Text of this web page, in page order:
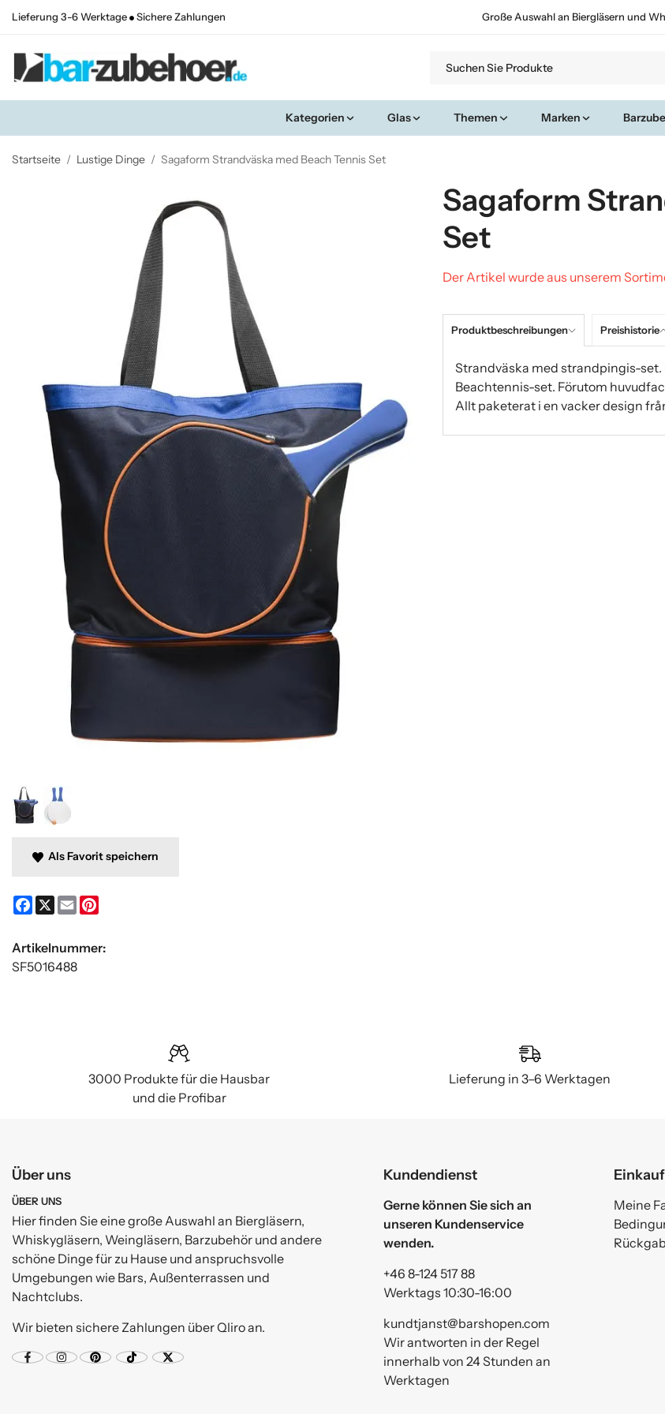
Lieferung 3-6 Werktage Sichere Zahlungen Große Auswahl an Biergläsern und
Kategorien Glas Themen Marken
Startseite / Lustige Dinge / Sagaform Strandväska med Beach Tennis Set
Sagaform
Set
Der Artikel wurde aus unserem
Produktbeschreibungen Preishistorie
Strandväska med strandpingis-
Beachtennis-set. Förutom
Allt paketerat i en vacker design
Als Favorit speichern
Facebook
X Email
Artikelnummer:
SF5016488
3000 Produkte für die Hausbar
und die Profibar
Lieferung in 3–6 Werktagen
Über uns
ÜBER UNS
Hier finden Sie eine große Auswahl an Biergläsern,
Whiskygläsern, Weingläsern, Barzubehör und andere
schöne Dinge für zu Hause und anspruchsvolle
Umgebungen wie Bars, Außenterrassen und
Nachtclubs.
Wir bieten sichere Zahlungen über Qliro an.
Kundendienst
Gerne können Sie sich an
unseren Kundenservice
wenden.
+46 8-124 517 88
Werktags 10:30-16:00
kundtjanst@barshopen.com
Wir antworten in der Regel
innerhalb von 24 Stunden an
Werktagen
Meine